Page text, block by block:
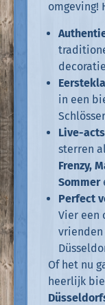
omgeving!
in een
Live-
sterren
Frenzy,
Sommer
Perfect
Vier een
Of het nu
heerlijk